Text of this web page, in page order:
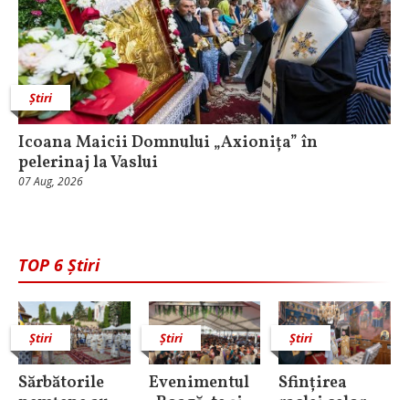
Știri
Icoana Maicii Domnului „Axionița” în
pelerinaj la Vaslui
07 Aug, 2026
TOP 6 Știri
Știri
Sărbătorile
Știri
Evenimentul
Știri
Sfințirea